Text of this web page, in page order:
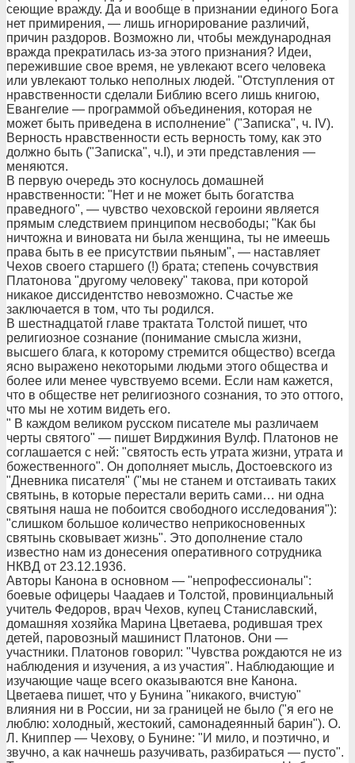
сеющие вражду. Да и вообще в признании единого Бога
нет примирения, — лишь игнорирование различий,
причин раздоров. Возможно ли, чтобы международная
вражда прекратилась из-за этого признания? Идеи,
пережившие свое время, не увлекают всего человека
или увлекают только неполных людей. "Отступления от
нравственности сделали Библию всего лишь книгою,
Евангелие — программой объединения, которая не
может быть приведена в исполнение" ("Записка", ч. IV).
Верность нравственности есть верность тому, как это
должно быть ("Записка", ч.I), и эти представления —
меняются.
В первую очередь это коснулось домашней
нравственности: "Нет и не может быть богатства
праведного", — чувство чеховской героини является
прямым следствием принципом несвободы; "Как бы
ничтожна и виновата ни была женщина, ты не имеешь
права быть в ее присутствии пьяным", — наставляет
Чехов своего старшего (!) брата; степень сочувствия
Платонова "другому человеку" такова, при которой
никакое диссидентство невозможно. Счастье же
заключается в том, что ты родился.
В шестнадцатой главе трактата Толстой пишет, что
религиозное сознание (понимание смысла жизни,
высшего блага, к которому стремится общество) всегда
ясно выражено некоторыми людьми этого общества и
более или менее чувствуемо всеми. Если нам кажется,
что в обществе нет религиозного сознания, то это оттого,
что мы не хотим видеть его.
" В каждом великом русском писателе мы различаем
черты святого" — пишет Вирджиния Вулф. Платонов не
соглашается с ней: "святость есть утрата жизни, утрата и
божественного". Он дополняет мысль, Достоевского из
"Дневника писателя" ("мы не станем и отстаивать таких
святынь, в которые перестали верить сами… ни одна
святыня наша не побоится свободного исследования"):
"слишком большое количество неприкосновенных
святынь сковывает жизнь". Это дополнение стало
известно нам из донесения оперативного сотрудника
НКВД от 23.12.1936.
Авторы Канона в основном — "непрофессионалы":
боевые офицеры Чаадаев и Толстой, провинциальный
учитель Федоров, врач Чехов, купец Станиславский,
домашняя хозяйка Марина Цветаева, родившая трех
детей, паровозный машинист Платонов. Они —
участники. Платонов говорил: "Чувства рождаются не из
наблюдения и изучения, а из участия". Наблюдающие и
изучающие чаще всего оказываются вне Канона.
Цветаева пишет, что у Бунина "никакого, вчистую"
влияния ни в России, ни за границей не было ("я его не
люблю: холодный, жестокий, самонадеянный барин"). О.
Л. Книппер — Чехову, о Бунине: "И мило, и поэтично, и
звучно, а как начнешь разучивать, разбираться — пусто".